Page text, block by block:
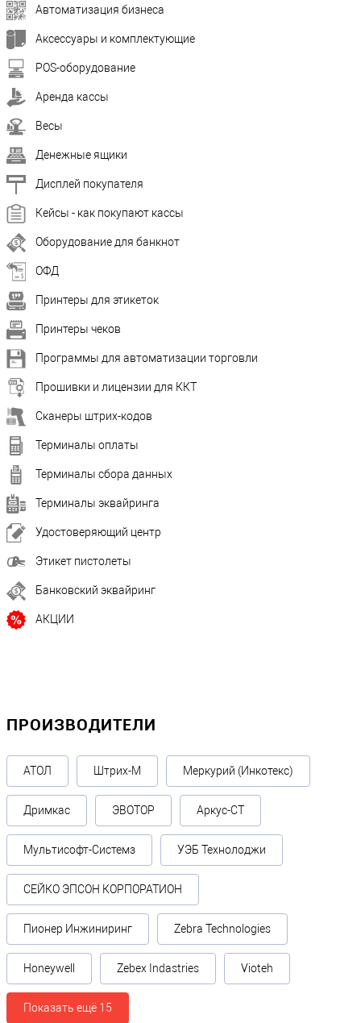
Автоматизация бизнеса
Аксессуары и комплектующие
POS-оборудование
Аренда кассы
Весы
Денежные ящики
Дисплей покупателя
Кейсы - как покупают кассы
Оборудование для банкнот
ОФД
Принтеры для этикеток
Принтеры чеков
Программы для автоматизации торговли
Прошивки и лицензии для ККТ
Сканеры штрих-кодов
Терминалы оплаты
Терминалы сбора данных
Терминалы эквайринга
Удостоверяющий центр
Этикет пистолеты
Банковский эквайринг
АКЦИИ
ПРОИЗВОДИТЕЛИ
АТОЛ Штрих-М Меркурий (Инкотекс)
Дримкас ЭВОТОР Аркус-СТ
Мультисофт-Системз УЭБ Технолоджи
СЕЙКО ЭПСОН КОРПОРАТИОН
Пионер Инжиниринг Zebra Technologies
Honeywell Zebex Indastries Vioteh
Показать ещё 15